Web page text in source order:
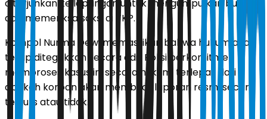
diterjunkan ke lapangan untuk mengumpulkan bukti
dan memeriksa saksi di TKP.
Kompol Nurma Dewi memastikan bahwa hukum akan
tetap ditegakkan secara adil. Polisi berkomitmen
memproses kasus ini secara hukum, terlepas dari
apakah korban akan membuat laporan resmi secara
tertulis atau tidak.